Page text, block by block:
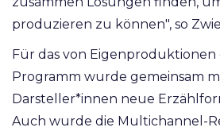
produzieren zu können", so
Für das von
Programm wurde gemeinsam
Darsteller*innen neue
Auch wurde die Multichannel-